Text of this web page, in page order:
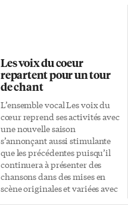
Les voix du coeur
repartent pour un tour
de chant
L’ensemble vocal Les voix du
cœur reprend ses activités avec
une nouvelle saison
s’annonçant aussi stimulante
que les précédentes puisqu’il
continuera à présenter des
chansons dans des mises en
scène originales et variées avec